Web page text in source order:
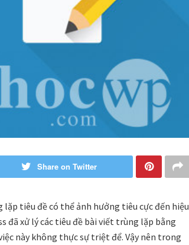
Share on Twitter
tiêu đề có thể ảnh hưởng tiêu cực đến hiệu
đã xử lý các tiêu đề bài viết trùng lặp bằng
này không thực sự triệt để. Vậy nên trong